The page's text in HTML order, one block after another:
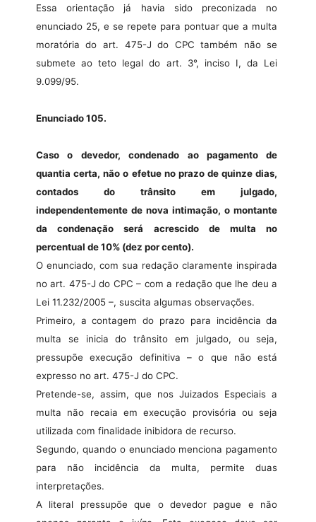
Essa orientação já havia sido preconizada no
enunciado 25, e se repete para pontuar que a multa
moratória do art. 475-J do CPC também não se
submete ao teto legal do art. 3°, inciso I, da Lei
9.099/95.
Enunciado 105.
Caso o devedor, condenado ao pagamento de
quantia certa, não o efetue no prazo de quinze dias,
contados do trânsito em julgado,
independentemente de nova intimação, o montante
da condenação será acrescido de multa no
percentual de 10% (dez por cento).
O enunciado, com sua redação claramente inspirada
no art. 475-J do CPC – com a redação que lhe deu a
Lei 11.232/2005 –, suscita algumas observações.
Primeiro, a contagem do prazo para incidência da
multa se inicia do trânsito em julgado, ou seja,
pressupõe execução definitiva – o que não está
expresso no art. 475-J do CPC.
Pretende-se, assim, que nos Juizados Especiais a
multa não recaia em execução provisória ou seja
utilizada com finalidade inibidora de recurso.
Segundo, quando o enunciado menciona pagamento
para não incidência da multa, permite duas
interpretações.
A literal pressupõe que o devedor pague e não